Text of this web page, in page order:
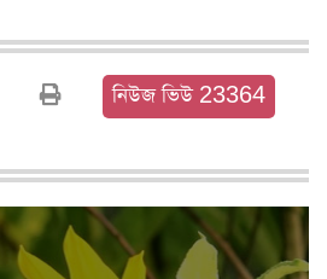
নিউজ ভিউ 23364